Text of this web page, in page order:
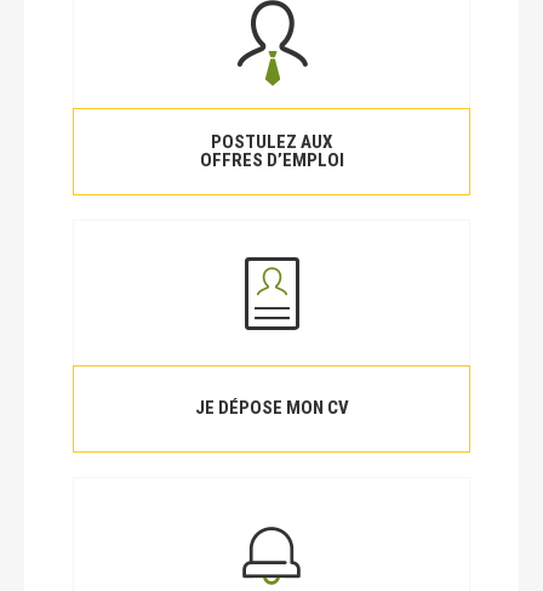
POSTULEZ AUX
OFFRES D’EMPLOI
JE DÉPOSE MON CV